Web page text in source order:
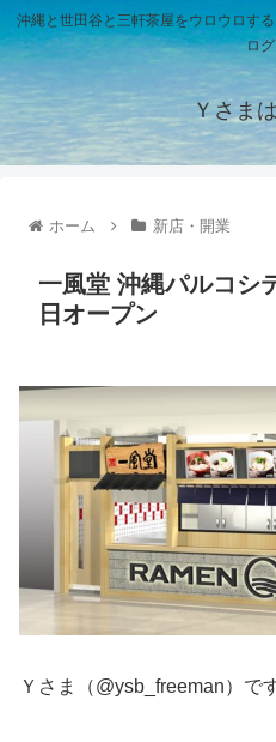
沖縄と世田谷と三軒茶屋をウロウロす
ロ
Ｙさま
ホーム 新店・開業
一風堂 沖縄パルコシ
日オープン
Ｙさま（@ysb_freeman）で